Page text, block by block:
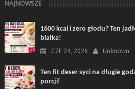
NAJNOWSZE
1600 kcal i zero głodu? Ten
białka!
CZE 24, 2026 Unknown
Ten fit deser syci na długie
porcji!